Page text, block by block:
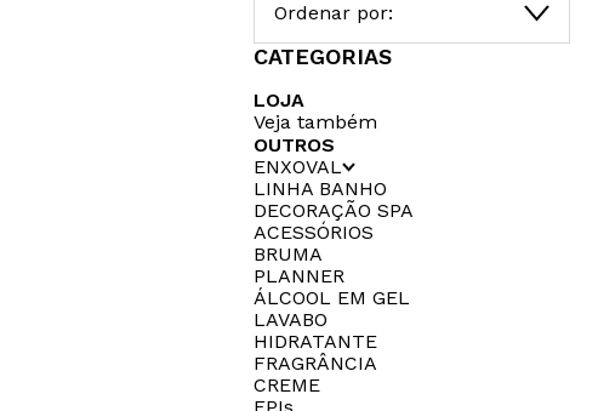
Ordenar por:
CATEGORIAS
LOJA
Veja também
OUTROS
ENXOVAL
LINHA BANHO
DECORAÇÃO SPA
ACESSÓRIOS
BRUMA
PLANNER
ÁLCOOL EM GEL
LAVABO
HIDRATANTE
FRAGRÂNCIA
CREME